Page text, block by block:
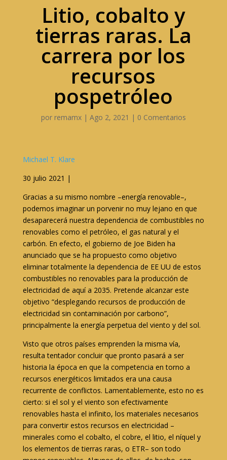
Litio, cobalto y
tierras raras. La
carrera por los
recursos
pospetróleo
por remamx| Ago 2, 2021 | 0 Comentarios
Michael T. Klare
30 julio 2021 |
Gracias a su mismo nombre –energía renovable–,
podemos imaginar un porvenir no muy lejano en que
desaparecerá nuestra dependencia de combustibles no
renovables como el petróleo, el gas natural y el
carbón. En efecto, el gobierno de Joe Biden ha
anunciado que se ha propuesto como objetivo
eliminar totalmente la dependencia de EE UU de estos
combustibles no renovables para la producción de
electricidad de aquí a 2035. Pretende alcanzar este
objetivo “desplegando recursos de producción de
electricidad sin contaminación por carbono”,
principalmente la energía perpetua del viento y del sol.
Visto que otros países emprenden la misma vía,
resulta tentador concluir que pronto pasará a ser
historia la época en que la competencia en torno a
recursos energéticos limitados era una causa
recurrente de conflictos. Lamentablemente, esto no es
cierto: si el sol y el viento son efectivamente
renovables hasta el infinito, los materiales necesarios
para convertir estos recursos en electricidad –
minerales como el cobalto, el cobre, el litio, el níquel y
los elementos de tierras raras, o ETR– son todo